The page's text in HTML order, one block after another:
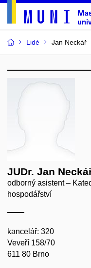
Lidé Jan Neckář
JUDr. Jan
odborný asistent –
hospodářství
kancelář: 320
Veveří 158/70
611 80 Brno